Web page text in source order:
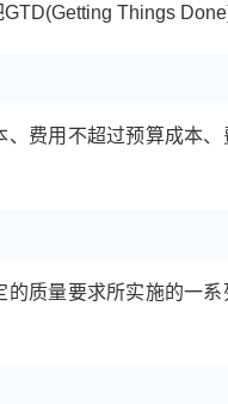
Things
费用不超过预算成本
质量要求所实施的一